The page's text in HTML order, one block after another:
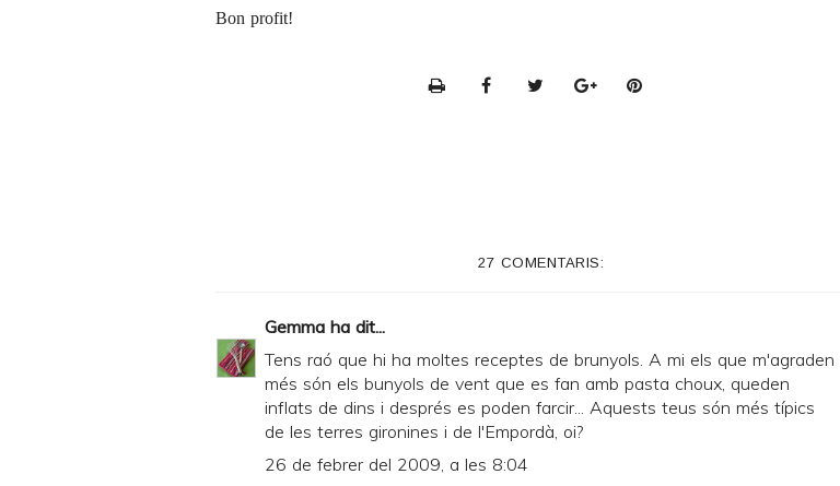
Bon profit!
i
e
n
d
27 COMENTARIS:
Gemma ha dit...
Tens raó que hi ha moltes receptes de brunyols. A mi els que m'agraden
més són els bunyols de vent que es fan amb pasta choux, queden
inflats de dins i després es poden farcir... Aquests teus són més típics
de les terres gironines i de l'Empordà, oi?
26 de febrer del 2009, a les 8:04